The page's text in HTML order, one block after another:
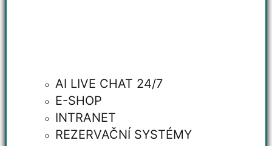
AI LIVE CHAT 24/7
E-SHOP
INTRANET
REZERVAČNÍ SYSTÉMY